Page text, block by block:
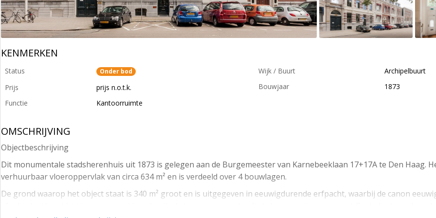
KENMERKEN
Status Onder bod
Prijs
prijs n.o.t.k.
Functie
Kantoorruimte
Wijk / Buurt
Archipelbuurt
Bouwjaar
1873
OMSCHRIJVING
Objectbeschrijving
Dit monumentale stadsherenhuis uit 1873 is gelegen aan de Burgemeester van Karnebeeklaan 17+17A te Den Haag.
verhuurbaar vloeroppervlak van circa 634 m² en is verdeeld over 4 bouwlagen.
De grond waarop het object staat is 340 m² groot en is uitgegeven in eeuwigdurende erfpacht, waarbij de canon